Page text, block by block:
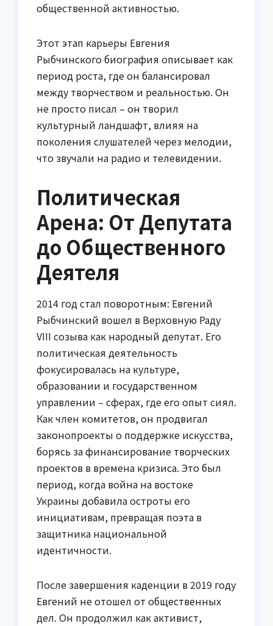
общественной активностью.
Этот этап карьеры Евгения
Рыбчинского биография описывает как
период роста, где он балансировал
между творчеством и реальностью. Он
не просто писал – он творил
культурный ландшафт, влияя на
поколения слушателей через мелодии,
что звучали на радио и телевидении.
Политическая
Арена: От Депутата
до Общественного
Деятеля
2014 год стал поворотным: Евгений
Рыбчинский вошел в Верховную Раду
VIII созыва как народный депутат. Его
политическая деятельность
фокусировалась на культуре,
образовании и государственном
управлении – сферах, где его опыт сиял.
Как член комитетов, он продвигал
законопроекты о поддержке искусства,
борясь за финансирование творческих
проектов в времена кризиса. Это был
период, когда война на востоке
Украины добавила остроты его
инициативам, превращая поэта в
защитника национальной
идентичности.
После завершения каденции в 2019 году
Евгений не отошел от общественных
дел. Он продолжил как активист,